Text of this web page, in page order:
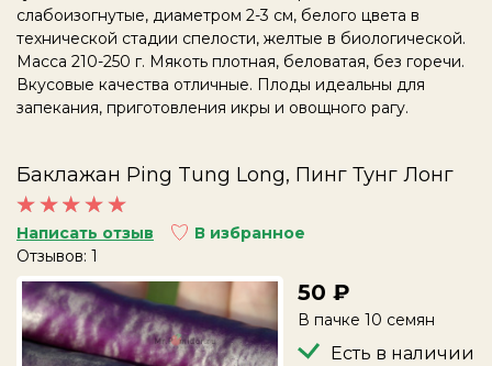
слабоизогнутые, диаметром 2-3 см, белого цвета в
технической стадии спелости, желтые в биологической.
Масса 210-250 г. Мякоть плотная, беловатая, без горечи.
Вкусовые качества отличные. Плоды идеальны для
запекания, приготовления икры и овощного рагу.
Баклажан Ping Tung Long, Пинг Тунг Лонг
Отзывов: 1
Написать отзыв В избранное
50
В пачке 10 семян
Есть в наличии